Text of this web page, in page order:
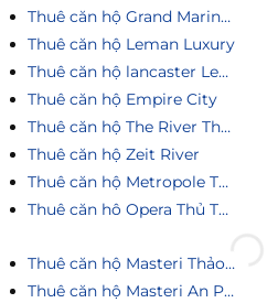
Thuê căn hộ Grand Marina Saigon
Thuê căn hộ Leman Luxury
Thuê căn hộ lancaster Legacy
Thuê căn hộ Empire City
Thuê căn hộ The River Thủ Thiêm
Thuê căn hộ Zeit River
Thuê căn hộ Metropole Thủ Thiêm
Thuê căn hô Opera Thủ Thiêm
Thuê căn hộ Masteri Thảo Điền
Thuê căn hộ Masteri An Phú